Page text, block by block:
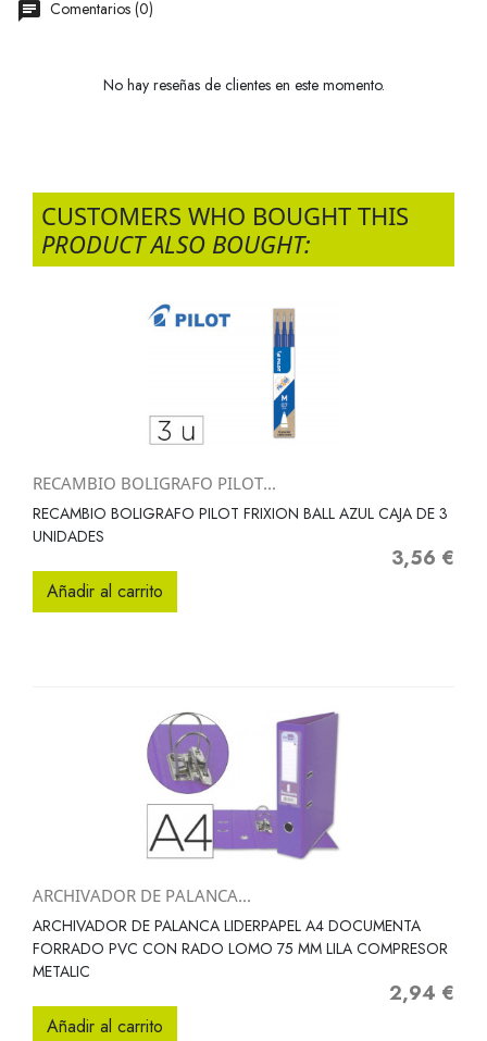
Comentarios (0)
No hay reseñas de clientes en este momento.
CUSTOMERS WHO BOUGHT THIS
PRODUCT ALSO BOUGHT:
RECAMBIO BOLIGRAFO PILOT...
RECAMBIO BOLIGRAFO PILOT FRIXION BALL AZUL CAJA DE 3
UNIDADES
Precio
3,56 €
Añadir al carrito
ARCHIVADOR DE PALANCA...
ARCHIVADOR DE PALANCA LIDERPAPEL A4 DOCUMENTA
FORRADO PVC CON RADO LOMO 75 MM LILA COMPRESOR
METALIC
Precio
2,94 €
Añadir al carrito